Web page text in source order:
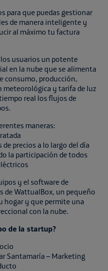
para que puedas gestionar
de manera inteligente y
al máximo tu factura
usuarios un potente
en la nube que se alimenta
consumo, producción,
meteorológica y tarifa de luz
real los flujos de
maneras:
precios a lo largo del día
la participación de todos
y el software de
de WattualBox, un pequeño
hogar y que permite una
con la nube.
de la startup?
Santamaría – Marketing